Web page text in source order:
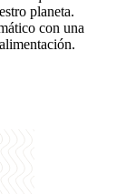
planeta.
con una